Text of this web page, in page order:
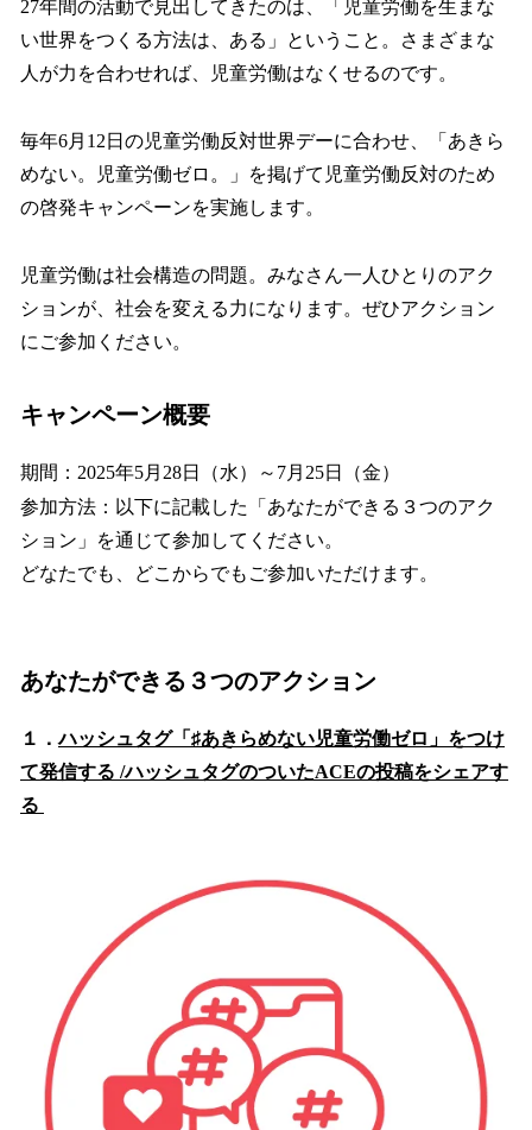
27年間の活動で見出してきたのは、「児童労働を生まな
い世界をつくる方法は、ある」ということ。さまざまな
人が力を合わせれば、児童労働はなくせるのです。
毎年6月12日の児童労働反対世界デーに合わせ、「あきら
めない。児童労働ゼロ。」を掲げて児童労働反対のため
の啓発キャンペーンを実施します。
児童労働は社会構造の問題。みなさん一人ひとりのアク
ションが、社会を変える力になります。ぜひアクション
にご参加ください。
キャンペーン概要
期間：2025年5月28日（水）～7月25日（金）
参加方法：以下に記載した「あなたができる３つのアク
ション」を通じて参加してください。
どなたでも、どこからでもご参加いただけます。
あなたができる３つのアクション
１．ハッシュタグ「♯あきらめない児童労働ゼロ」をつけ
て発信する /ハッシュタグのついたACEの投稿をシェアす
る